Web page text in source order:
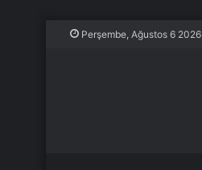
Perşembe, Ağustos 6 2026